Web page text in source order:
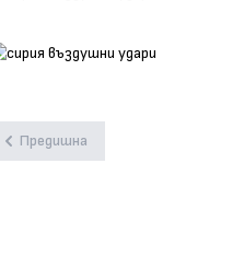
Предишна